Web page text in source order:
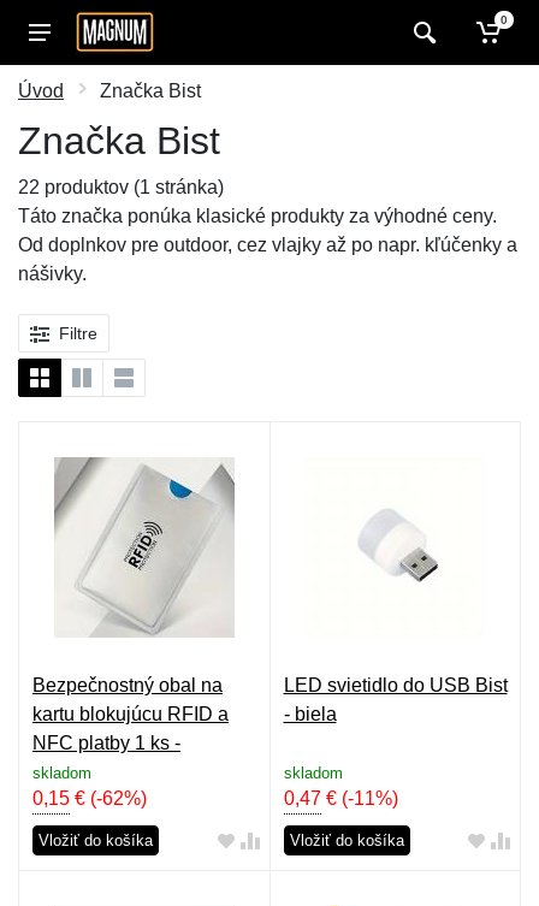
0
Úvod Značka Bist
Značka Bist
22 produktov (1 stránka)
Táto značka ponúka klasické produkty za výhodné ceny.
Od doplnkov pre outdoor, cez vlajky až po napr. kľúčenky a
nášivky.
Filtre
Bezpečnostný obal na
kartu blokujúcu RFID a
NFC platby 1 ks -
strieborný
skladom
0,15 € (-62%)
Vložiť do košíka
LED svietidlo do USB Bist
- biela
skladom
0,47€ (-11%)
Vložiť do košíka